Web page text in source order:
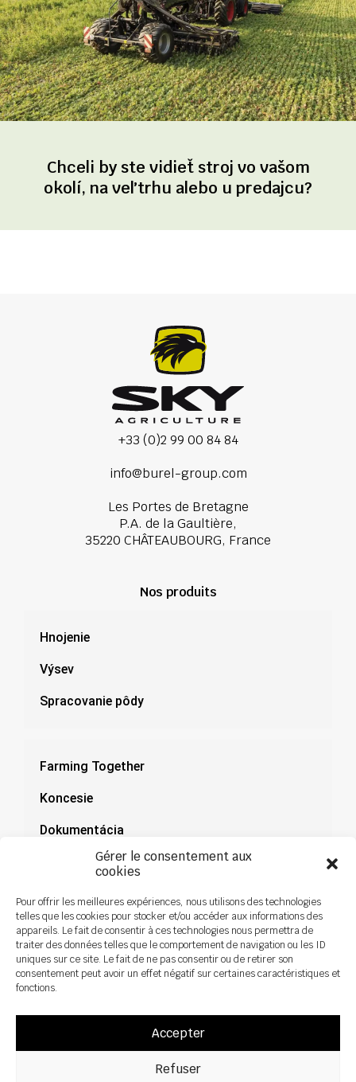
Gérer le consentement aux
cookies
Pour offrir les meilleures expériences, nous utilisons des technologies
telles que les cookies pour stocker et/ou accéder aux informations des
appareils. Le fait de consentir à ces technologies nous permettra de
traiter des données telles que le comportement de navigation ou les ID
uniques sur ce site. Le fait de ne pas consentir ou de retirer son
consentement peut avoir un effet négatif sur certaines caractéristiques et
fonctions.
Accepter
Refuser
Chceli by ste vidieť stroj vo vašom
okolí, na veľtrhu alebo u predajcu?
+33 (0)2 99 00 84 84
info@burel-group.com
Les Portes de Bretagne
P.A. de la Gaultière,
35220 CHÂTEAUBOURG, France
Nos produits
Hnojenie
Výsev
Spracovanie pôdy
Farming Together
Koncesie
Dokumentácia